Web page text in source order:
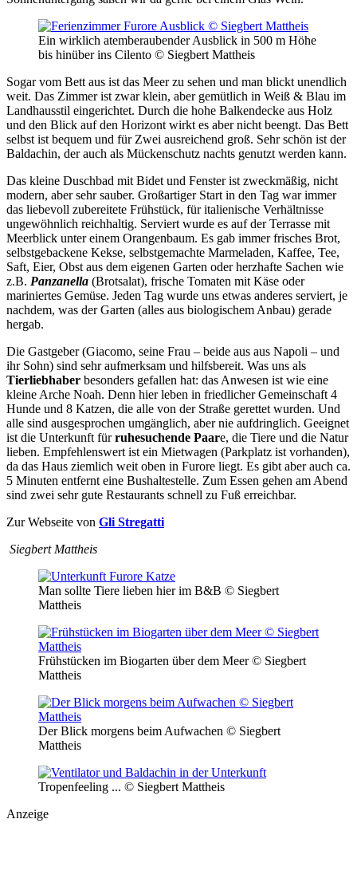
Ein wirklich atemberaubender Ausblick in 500 m Höhe
bis hinüber ins Cilento © Siegbert Mattheis
Sogar vom Bett aus ist das Meer zu sehen und man blickt unendlich
weit. Das Zimmer ist zwar klein, aber gemütlich in Weiß & Blau im
Landhausstil eingerichtet. Durch die hohe Balkendecke aus Holz
und den Blick auf den Horizont wirkt es aber nicht beengt. Das Bett
selbst ist bequem und für Zwei ausreichend groß. Sehr schön ist der
Baldachin, der auch als Mückenschutz nachts genutzt werden kann.
Das kleine Duschbad mit Bidet und Fenster ist zweckmäßig, nicht
modern, aber sehr sauber. Großartiger Start in den Tag war immer
das liebevoll zubereitete Frühstück, für italienische Verhältnisse
ungewöhnlich reichhaltig. Serviert wurde es auf der Terrasse mit
Meerblick unter einem Orangenbaum. Es gab immer frisches Brot,
selbstgebackene Kekse, selbstgemachte Marmeladen, Kaffee, Tee,
Saft, Eier, Obst aus dem eigenen Garten oder herzhafte Sachen wie
z.B. Panzanella (Brotsalat), frische Tomaten mit Käse oder
mariniertes Gemüse. Jeden Tag wurde uns etwas anderes serviert, je
nachdem, was der Garten (alles aus biologischem Anbau) gerade
hergab.
Die Gastgeber (Giacomo, seine Frau – beide aus aus Napoli – und
ihr Sohn) sind sehr aufmerksam und hilfsbereit. Was uns als
Tierliebhaber besonders gefallen hat: das Anwesen ist wie eine
kleine Arche Noah. Denn hier leben in friedlicher Gemeinschaft 4
Hunde und 8 Katzen, die alle von der Straße gerettet wurden. Und
alle sind ausgesprochen umgänglich, aber nie aufdringlich. Geeignet
ist die Unterkunft fürruhesuchende Paare, die Tiere und die Natur
lieben. Empfehlenswert ist ein Mietwagen (Parkplatz ist vorhanden),
da das Haus ziemlich weit oben in Furore liegt. Es gibt aber auch ca.
5 Minuten entfernt eine Bushaltestelle. Zum Essen gehen am Abend
sind zwei sehr gute Restaurants schnell zu Fuß erreichbar.
Zur Webseite von Gli Stregatti
Siegbert Mattheis
Man sollte Tiere lieben hier im B&B © Siegbert
Mattheis
Frühstücken im Biogarten über dem Meer © Siegbert
Mattheis
Der Blick morgens beim Aufwachen © Siegbert
Mattheis
Tropenfeeling ... © Siegbert Mattheis
Anzeige